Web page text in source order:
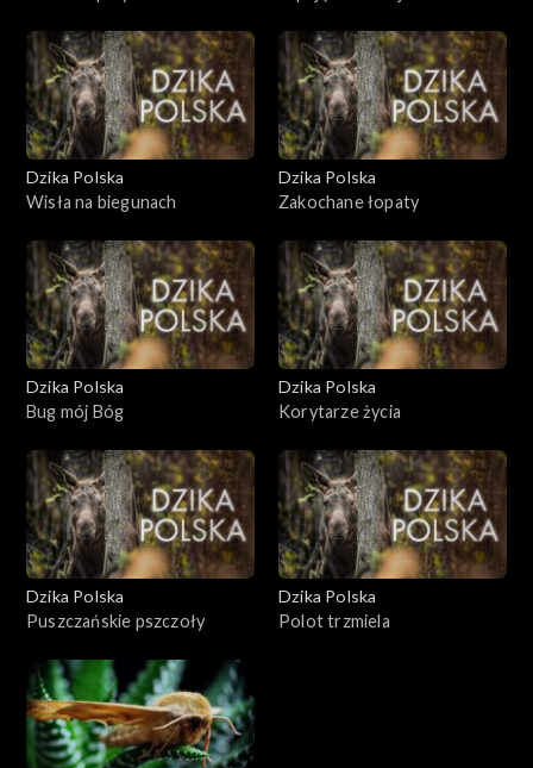
Dzika Polska
Wisła na biegunach
Dzika Polska
Zakochane łopaty
Dzika Polska
Bug mój Bóg
Dzika Polska
Korytarze życia
Dzika Polska
Puszczańskie pszczoły
Dzika Polska
Polot trzmiela